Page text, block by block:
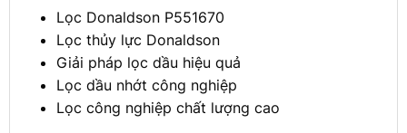
Lọc Donaldson P551670
Lọc thủy lực Donaldson
Giải pháp lọc dầu hiệu quả
Lọc dầu nhớt công nghiệp
Lọc công nghiệp chất lượng cao